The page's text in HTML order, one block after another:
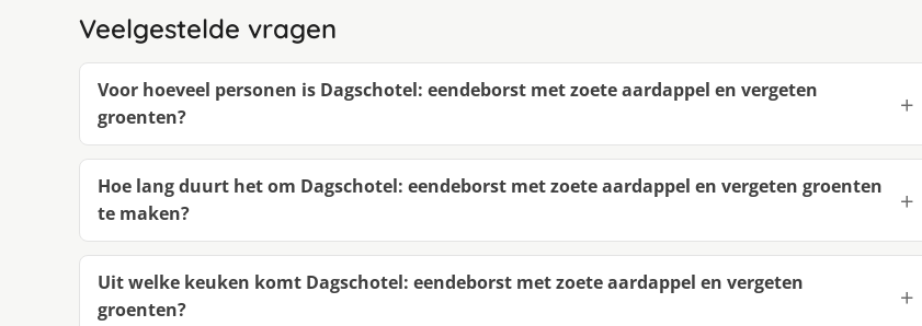
Veelgestelde vragen
Voor hoeveel personen is Dagschotel: eendeborst met zoete aardappel en vergeten
groenten?
Hoe lang duurt het om Dagschotel: eendeborst met zoete aardappel en vergeten groenten
te maken?
Uit welke keuken komt Dagschotel: eendeborst met zoete aardappel en vergeten
groenten?